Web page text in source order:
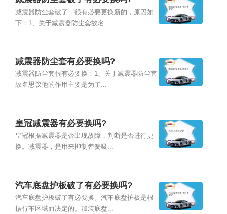
减震器防尘套破了，很有必要更换新的，原因如
下：1、关于减震器防尘套故名...
减震器防尘套有必要换吗?
减震器防尘套很有必要换：1、关于减震器防尘套
故名思议他的作用主要是为了...
皇冠减震器有必要换吗?
皇冠根据减震器是否出现故障，判断是否进行更
换。减震器，是用来抑制弹簧吸...
汽车底盘护板破了有必要换吗?
汽车底盘护板破了有必要换。汽车底盘护板是根
据行车区域而决定的。加装底盘...